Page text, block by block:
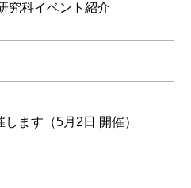
究科イベント紹介
ます（5月2日 開催）